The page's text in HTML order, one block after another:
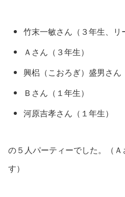
竹末一敏さん（３年生、リ
Ａさん（３年生）
興梠（こおろぎ）盛男さん
Ｂさん（１年生）
河原吉孝さん（１年生）
の５人パーティーでした。（
す）